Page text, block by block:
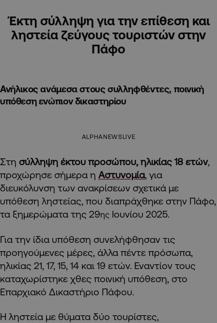
Έκτη σύλληψη για την επίθεση και
ληστεία ζεύγους τουριστών στην
Πάφο
Ανήλικος ανάμεσα στους συλληφθέντες, ποινική
υπόθεση ενώπιον δικαστηρίου
ALPHANEWSLIVE
Στη σύλληψη έκτου προσώπου, ηλικίας 18 ετών,
προχώρησε σήμερα η Αστυνομία, για
διευκόλυνση των ανακρίσεων σχετικά με
υπόθεση ληστείας, που διαπράχθηκε στην Πάφο,
τα ξημερώματα της 29ης Ιουνίου 2025.
Για την ίδια υπόθεση συνελήφθησαν τις
προηγούμενες μέρες, άλλα πέντε πρόσωπα,
ηλικίας 21, 17, 15, 14 και 19 ετών. Εναντίον τους
καταχωρίστηκε χθες ποινική υπόθεση, στο
Επαρχιακό Δικαστήριο Πάφου.
Η ληστεία με θύματα δύο τουρίστες,